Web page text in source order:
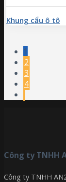
Khung cẩu ô tô
1
2
3
4
Công ty TNHH
Công ty TNHH